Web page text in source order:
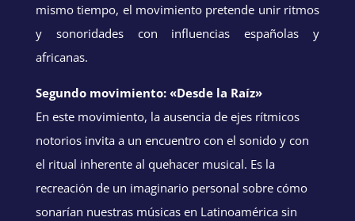
mismo tiempo, el movimiento pretende unir ritmos
y sonoridades con influencias españolas y
africanas.
Segundo movimiento: «Desde la Raíz»
En este movimiento, la ausencia de ejes rítmicos
notorios invita a un encuentro con el sonido y con
el ritual inherente al quehacer musical. Es la
recreación de un imaginario personal sobre cómo
sonarían nuestras músicas en Latinoamérica sin